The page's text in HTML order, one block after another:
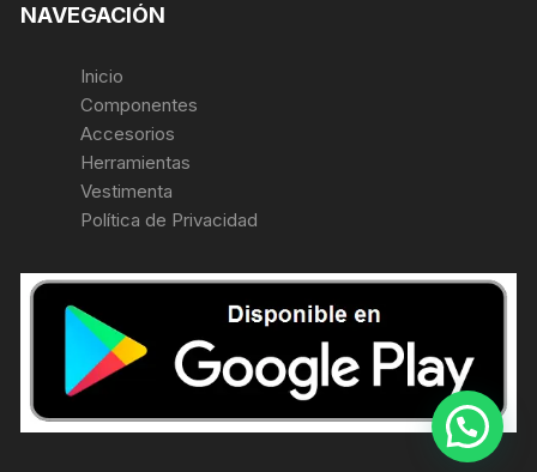
NAVEGACIÓN
Inicio
Componentes
Accesorios
Herramientas
Vestimenta
Política de Privacidad